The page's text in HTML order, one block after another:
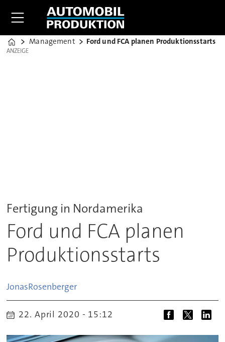
Home
Management Ford und FCA planen Produktionsstarts
ANZEIGE
ANZEIGE
Fertigung in Nordamerika
Ford und FCA planen
Produktionsstarts
JonasRosenberger
22. April 2020 - 15:12